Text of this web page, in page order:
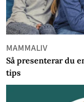
MAMMALIV
Så presenterar du
tips